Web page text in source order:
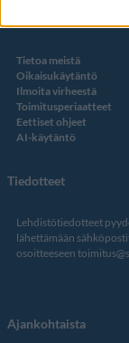
Tietoa meistä
Oikaisukäytäntö
Ilmoita virheestä
Toimitusperiaatteet
Eettiset ohjeet
AI-käytäntö
Tiedotteet
Lehdistötiedotteet
lähettämään
osoitteeseen
Ajankohtaista